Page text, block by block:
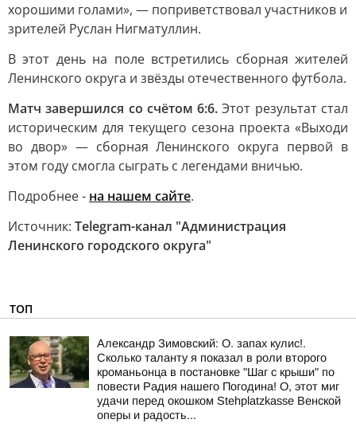
хорошими голами», — поприветствовал участников и
зрителей Руслан Нигматуллин.
В этот день на поле встретились сборная жителей
Ленинского округа и звёзды отечественного футбола.
Матч завершился со счётом 6:6.Этот результат стал
историческим для текущего сезона проекта «Выходи
во двор» — сборная Ленинского округа первой в
этом году смогла сыграть с легендами вничью.
Подробнее - на нашем сайте.
Источник: Telegram-канал "Администрация
Ленинского городского округа"
ТОП
Александр Зимовский: О. запах кулис!.
Сколько таланту я показал в роли второго
кроманьонца в постановке "Шаг с крыши" по
повести Радия нашего Погодина! О, этот миг
удачи перед окошком Stehplatzkasse Венской
оперы и радость...